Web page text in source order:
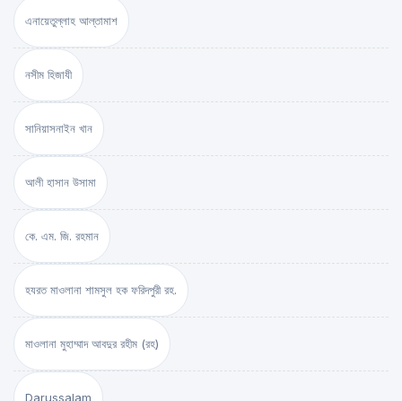
এনায়েতুল্লাহ আল্‌তামাশ
নসীম হিজাযী
সানিয়াসনাইন খান
আলী হাসান উসামা
কে. এম. জি. রহমান
হযরত মাওলানা শামসুল হক ফরিদপুরী রহ.
মাওলানা মুহাম্মাদ আবদুর রহীম (রহ)
Darussalam